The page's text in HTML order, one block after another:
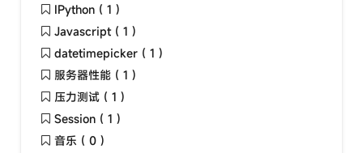
IPython ( 1 )
Javascript ( 1 )
datetimepicker ( 1 )
服务器性能 ( 1 )
压力测试 ( 1 )
Session ( 1 )
音乐 ( 0 )